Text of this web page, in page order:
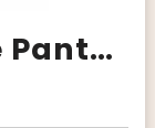
Clique Basic Active Pants Junior